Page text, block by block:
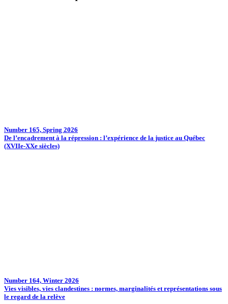
Number 165, Spring 2026
De l’encadrement à la répression : l’expérience de la justice au Québec
(XVIIe-XXe siècles)
Number 164, Winter 2026
Vies visibles, vies clandestines : normes, marginalités et représentations sous
le regard de la relève